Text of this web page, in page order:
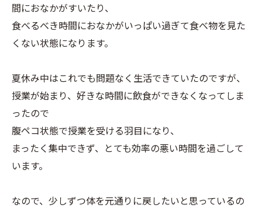
間におなかがすいたり、
食べるべき時間におなかがいっぱい過ぎて食べ物を見た
くない状態になります。
夏休み中はこれでも問題なく生活できていたのですが、
授業が始まり、好きな時間に飲食ができなくなってしま
ったので
腹ペコ状態で授業を受ける羽目になり、
まったく集中できず、とても効率の悪い時間を過ごして
います。
なので、少しずつ体を元通りに戻したいと思っているの